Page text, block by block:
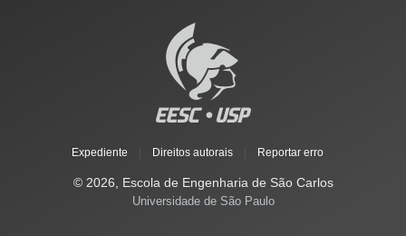
Expediente Direitos autorais Reportar erro
© 2026, Escola de Engenharia de São Carlos
Universidade de São Paulo